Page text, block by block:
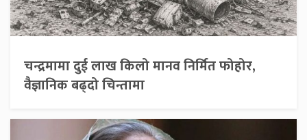
चन्द्रमामा दुई लाख किलो मानव निर्मित फोहोर,
वैज्ञानिक बढ्दो चिन्तामा